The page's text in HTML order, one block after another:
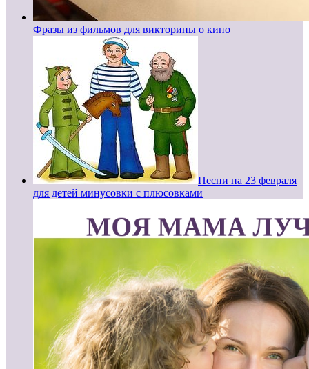
Фразы из фильмов для викторины о кино
Песни на 23 февраля
для детей минусовки с плюсовками